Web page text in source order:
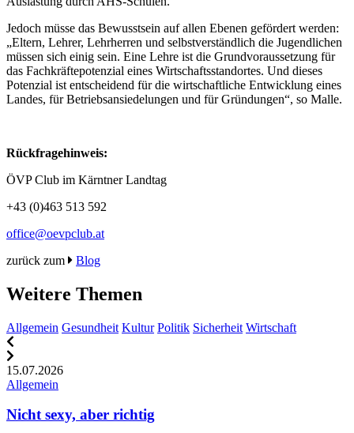
Jedoch müsse das Bewusstsein auf allen Ebenen gefördert werden:
„Eltern, Lehrer, Lehrherren und selbstverständlich die Jugendlichen
müssen sich einig sein. Eine Lehre ist die Grundvoraussetzung für
das Fachkräftepotenzial eines Wirtschaftsstandortes. Und dieses
Potenzial ist entscheidend für die wirtschaftliche Entwicklung eines
Landes, für Betriebsansiedelungen und für Gründungen“, so Malle.
Rückfragehinweis:
ÖVP Club im Kärntner Landtag
+43 (0)463 513 592
office@oevpclub.at
zurück zum
Blog
Weitere Themen
Allgemein Gesundheit Kultur Politik Sicherheit Wirtschaft
15.07.2026
Allgemein
Nicht sexy, aber richtig